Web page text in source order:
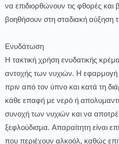
να επιδιορθώνουν τις φθορές
βοηθήσουν στη σταδιακή αύξηση
Ενυδάτωση
Η τακτική χρήση ενυδατικής
αντοχής των νυχιών. Η εφαρμογή
πριν από τον ύπνο και κατά τη
κάθε επαφή με νερό ή
συνοχή των νυχιών και να
ξεφλούδισμα. Απαραίτητη είναι
που περιέχουν αλκοόλ, καθώς